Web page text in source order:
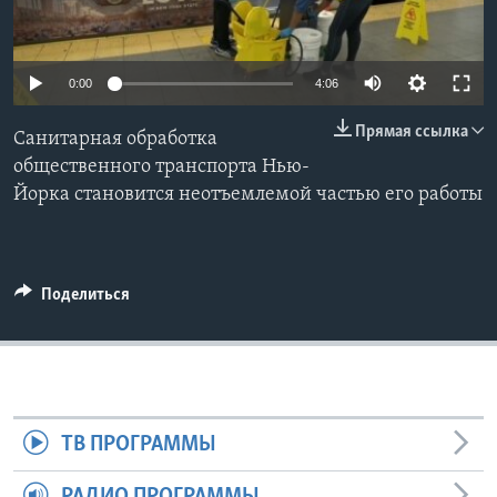
Learning English
Языки
0:00 4:06
Прямая ссылка
Санитарная обработка
общественного транспорта Нью-
Йорка становится неотъемлемой частью его работы
Поделиться
ТВ ПРОГРАММЫ